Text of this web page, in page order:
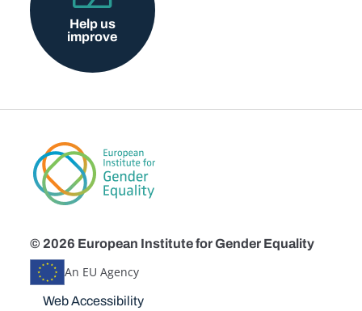
Help us
improve
© 2026 European Institute for Gender Equality
An EU Agency
Disclaimers
Web Accessibility